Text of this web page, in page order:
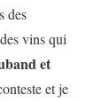
des
vins qui
et
et je